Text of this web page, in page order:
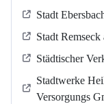
Stadt
Stadt
Städtischer
Stadtwerke
Versorgungs